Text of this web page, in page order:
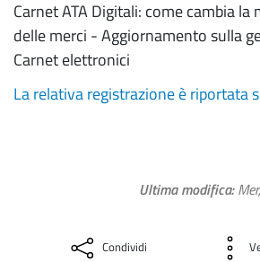
Carnet ATA Digitali: come cambia
delle merci - Aggiornamento sulla
Carnet elettronici
La relativa registrazione è riportata
Ultima modifica
Condividi